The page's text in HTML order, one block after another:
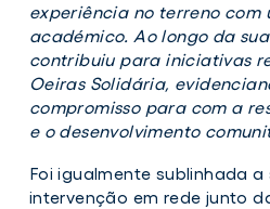
experiência no terreno com
académico. Ao longo da
contribuiu para iniciativas
Oeiras Solidária,
compromisso para com a
e o desenvolvimento
Foi igualmente sublinhada
intervenção em rede junto